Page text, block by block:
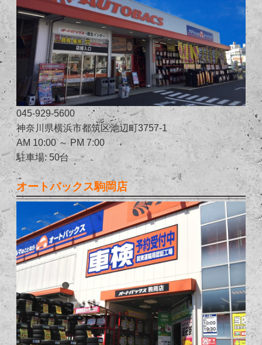
045-929-5600
神奈川県横浜市都筑区池辺町3757-1
AM 10:00 ～ PM 7:00
駐車場: 50台
オートバックス駒岡店